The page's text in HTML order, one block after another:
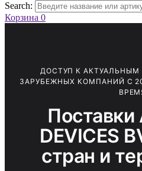
Search:
Корзина 0
ДОСТУП К
ЗАРУБЕЖНЫХ КОМПАНИЙ С
Поставки
DEVICES
стран и